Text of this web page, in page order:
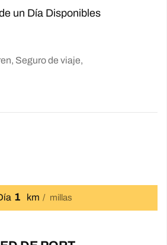
un Día Disponibles
Seguro de viaje,
1 km millas